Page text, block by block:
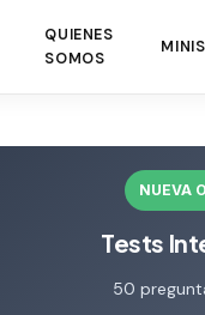
QUIENES
SOMOS
NUEVA
Tests
50